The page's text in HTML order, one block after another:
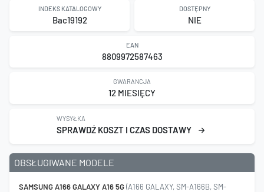
INDEKS KATALOGOWY
Bac19192
DOSTĘPNY
NIE
EAN
8809972587463
GWARANCJA
12 MIESIĘCY
WYSYŁKA
SPRAWDŹ KOSZT I CZAS DOSTAWY
OBSŁUGIWANE MODELE
SAMSUNG A166 GALAXY A16 5G(A166 GALAXY, SM-A166B, SM-